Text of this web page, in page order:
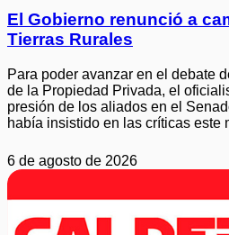
El Gobierno renunció a
Tierras Rurales
Para poder avanzar en el debate
de la Propiedad Privada, el
presión de los aliados en el
había insistido en las críticas este
6 de agosto de 2026